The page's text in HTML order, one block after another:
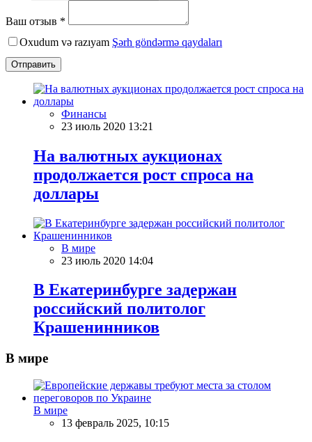
Ваш отзыв *
Oxudum və razıyam Şərh göndərmə qaydaları
Отправить
Финансы
23 июль 2020 13:21
На валютных аукционах
продолжается рост спроса на
доллары
В мире
23 июль 2020 14:04
В Екатеринбурге задержан
российский политолог
Крашенинников
В мире
В мире
13 февраль 2025, 10:15